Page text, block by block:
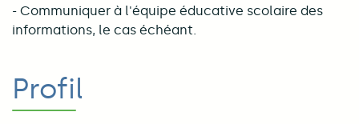
- Communiquer à l'équipe éducative scolaire des
informations, le cas échéant.
Profil